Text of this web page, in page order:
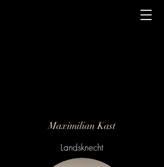
Maximilian Kast
Landsknecht